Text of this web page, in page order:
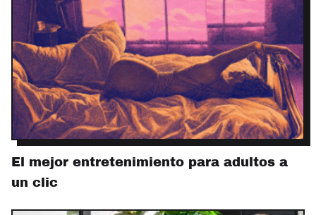
El mejor entretenimiento para adultos a
un clic